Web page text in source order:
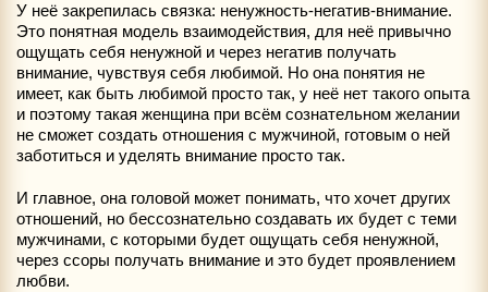
У неё закрепилась связка: ненужность-негатив-внимание.
Это понятная модель взаимодействия, для неё привычно
ощущать себя ненужной и через негатив получать
внимание, чувствуя себя любимой. Но она понятия не
имеет, как быть любимой просто так, у неё нет такого опыта
и поэтому такая женщина при всём сознательном желании
не сможет создать отношения с мужчиной, готовым о ней
заботиться и уделять внимание просто так.
И главное, она головой может понимать, что хочет других
отношений, но бессознательно создавать их будет с теми
мужчинами, с которыми будет ощущать себя ненужной,
через ссоры получать внимание и это будет проявлением
любви.